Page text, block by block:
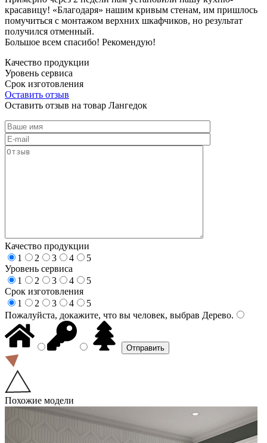
красавицу! «Благодаря» нашим кривым стенам, им пришлось
помучиться с монтажом верхних шкафчиков, но результат
получился отменный.
Большое всем спасибо! Рекомендую!
Качество продукции
Уровень сервиса
Срок изготовления
Оставить отзыв
Оставить отзыв на товар Лангедок
Качество продукции
1
2 3 4
5
Уровень сервиса
1
2 3 4
5
Срок изготовления
1
2 3 4
5
Пожалуйста, докажите, что вы человек, выбрав Дерево.
Похожие модели